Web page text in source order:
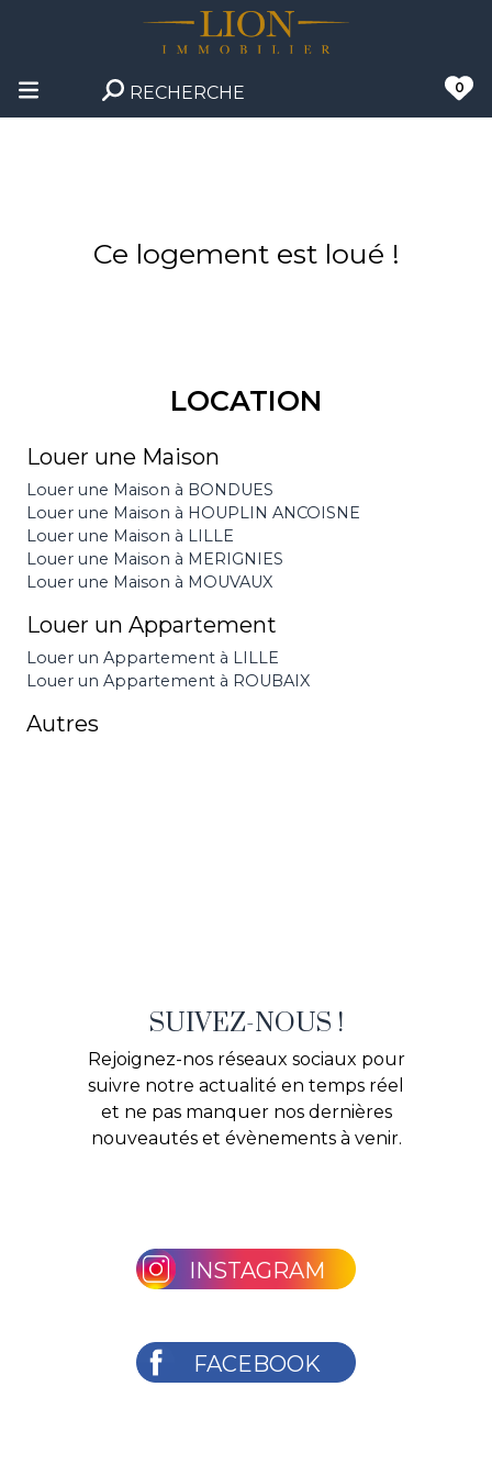
RECHERCHE 0
Ce logement est loué !
LOCATION
Louer une Maison
Louer une Maison à BONDUES
Louer une Maison à HOUPLIN ANCOISNE
Louer une Maison à LILLE
Louer une Maison à MERIGNIES
Louer une Maison à MOUVAUX
Louer un Appartement
Louer un Appartement à LILLE
Louer un Appartement à ROUBAIX
Autres
SUIVEZ-NOUS !
Rejoignez-nos réseaux sociaux pour
suivre notre actualité en temps réel
et ne pas manquer nos dernières
nouveautés et évènements à venir.
INSTAGRAM
FACEBOOK